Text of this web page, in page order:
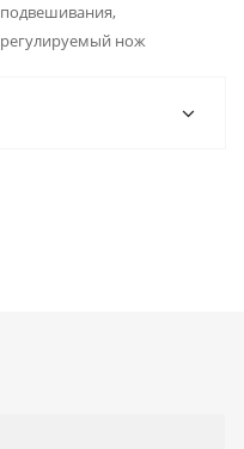
подвешивания,
регулируемый нож